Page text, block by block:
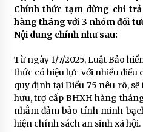
Chính thức tạm dừng chi
hàng tháng với 3 nhóm đối
Nội dung chính như sau:
Từ ngày 1/7/2025, Luật Bảo
thức có hiệu lực với nhiều
quy định tại Điều 75 nêu rõ,
hưu, trợ cấp BHXH hàng
nhằm đảm bảo tính minh
hiện chính sách an sinh xã hội.